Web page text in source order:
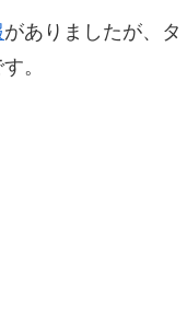
がありましたが、タ
。